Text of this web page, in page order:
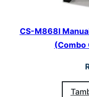
CS-M868I
(Combo